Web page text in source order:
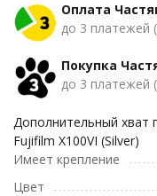
Оплата
до 3 платежей
Покупка
до 3 платежей
Дополнительный хват
Fujifilm X100VI (Silver)
Имеет крепление
Цвет